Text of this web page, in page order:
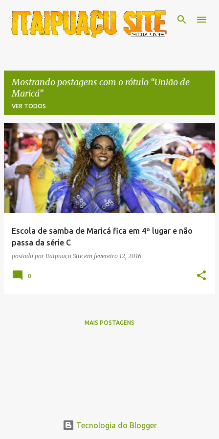
Pular para o conteúdo principal
Mostrando postagens com o rótulo União de
Maricá
VER TODOS
P
o
s
t
a
Escola de samba de Maricá fica em 4º lugar e não
passa da série C
postado por Itaipuaçu Site em fevereiro 12, 2016
0
MAIS POSTAGENS
Tecnologia do Blogger